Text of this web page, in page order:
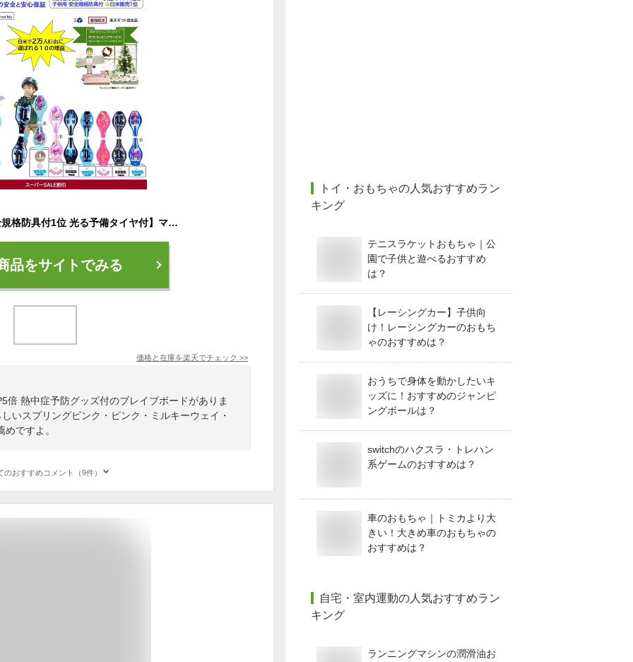
【日米2万台 国際安全規格防具付1位 光る予備タイヤ付】マイ ジェイボード Jボード リップスティック ブレイブボード エスボード Sボード 子供 大人 CPSC国際安全認証 防具/タイヤ/動画練習付1年保証 耐荷重Max100Kg ヘルメットopt/スケボー見守りopt/楽天SuperSALE割引中
品をサイトでみる
価格と在庫を楽天でチェック >>
倍 熱中症予防グッズ付のブレイブボードがありま
いスプリングピンク・ピンク・ミルキーウェイ・
ですよ。
のおすすめコメント（9件）
トイ・おもちゃの人気おすすめラン
キング
テニスラケットおもちゃ｜公
園で子供と遊べるおすすめ
は？
【レーシングカー】子供向
け！レーシングカーのおもち
ゃのおすすめは？
おうちで身体を動かしたいキ
ッズに！おすすめのジャンピ
ングボールは？
switchのハクスラ・トレハン
系ゲームのおすすめは？
車のおもちゃ｜トミカより大
きい！大きめ車のおもちゃの
おすすめは？
自宅・室内運動の人気おすすめラン
キング
ランニングマシンの潤滑油お